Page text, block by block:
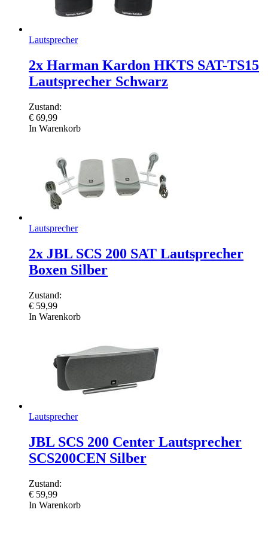
Lautsprecher
2x Harman Kardon HKTS SAT-TS15
Lautsprecher Schwarz
Zustand:
€ 69,99
In Warenkorb
Lautsprecher
2x JBL SCS 200 SAT Lautsprecher
Boxen Silber
Zustand:
€ 59,99
In Warenkorb
Lautsprecher
JBL SCS 200 Center Lautsprecher
SCS200CEN Silber
Zustand:
€ 59,99
In Warenkorb